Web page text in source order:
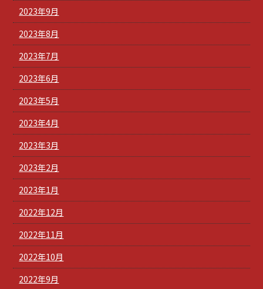
2023年9月
2023年8月
2023年7月
2023年6月
2023年5月
2023年4月
2023年3月
2023年2月
2023年1月
2022年12月
2022年11月
2022年10月
2022年9月